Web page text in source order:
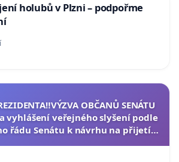
holubů v Plzni – podpořme
OBČANŮ SENÁTU
vyhlášení veřejného slyšení podle
řádu Senátu k návrhu na přijetí